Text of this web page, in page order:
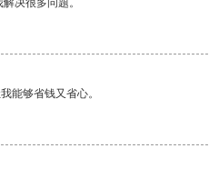
决很多问题。
能够省钱又省心。